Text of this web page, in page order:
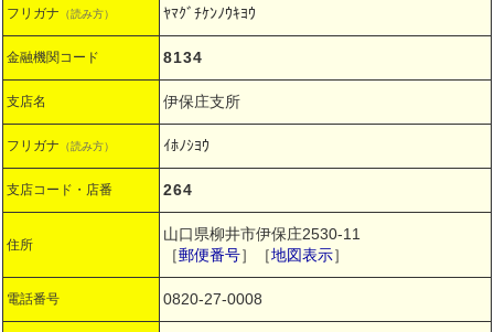
フリガナ （読み方） ﾔﾏｸﾞﾁｹﾝﾉｳｷﾖｳ
金融機関コード 8134
支店名 伊保庄支所
フリガナ （読み方） ｲﾎﾉｼﾖｳ
支店コード・店番 264
住所
山口県柳井市伊保庄2530-11
［郵便番号］［地図表示］
電話番号 0820-27-0008